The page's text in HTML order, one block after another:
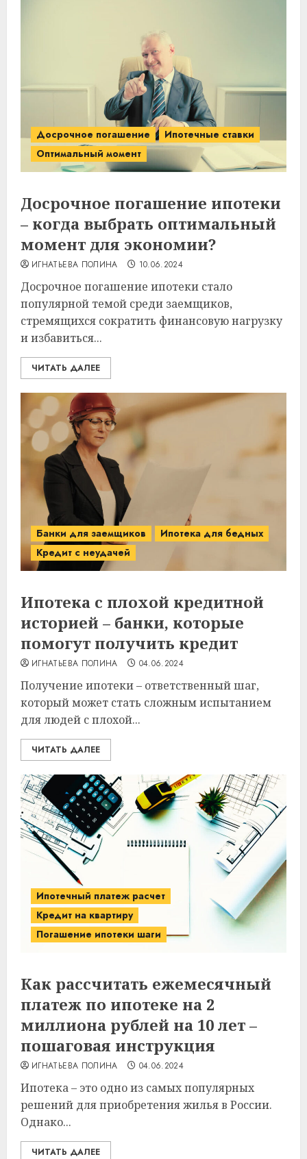
Досрочное погашение
Ипотечные ставки
Оптимальный момент
Досрочное погашение ипотеки
– когда выбрать оптимальный
момент для экономии?
ИГНАТЬЕВА ПОЛИНА 10.06.2024
Досрочное погашение ипотеки стало
популярной темой среди заемщиков,
стремящихся сократить финансовую нагрузку
и избавиться...
ЧИТАТЬ ДАЛЕЕ
Банки для заемщиков
Ипотека для бедных
Кредит с неудачей
Ипотека с плохой кредитной
историей – банки, которые
помогут получить кредит
ИГНАТЬЕВА ПОЛИНА 04.06.2024
Получение ипотеки – ответственный шаг,
который может стать сложным испытанием
для людей с плохой...
ЧИТАТЬ ДАЛЕЕ
Ипотечный платеж расчет
Кредит на квартиру
Погашение ипотеки шаги
Как рассчитать ежемесячный
платеж по ипотеке на 2
миллиона рублей на 10 лет –
пошаговая инструкция
ИГНАТЬЕВА ПОЛИНА 04.06.2024
Ипотека – это одно из самых популярных
решений для приобретения жилья в России.
Однако...
ЧИТАТЬ ДАЛЕЕ